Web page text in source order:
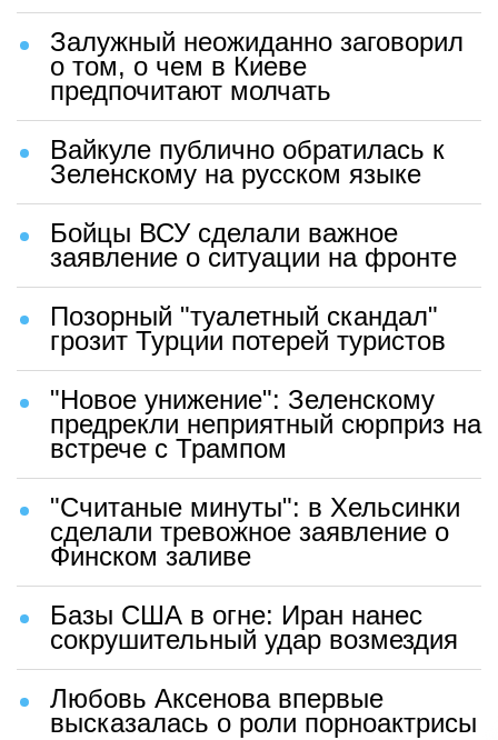
Залужный неожиданно заговорил
о том, о чем в Киеве
предпочитают молчать
Вайкуле публично обратилась к
Зеленскому на русском языке
Бойцы ВСУ сделали важное
заявление о ситуации на фронте
Позорный "туалетный скандал"
грозит Турции потерей туристов
"Новое унижение": Зеленскому
предрекли неприятный сюрприз на
встрече с Трампом
"Считаные минуты": в Хельсинки
сделали тревожное заявление о
Финском заливе
Базы США в огне: Иран нанес
сокрушительный удар возмездия
Любовь Аксенова впервые
высказалась о роли порноактрисы